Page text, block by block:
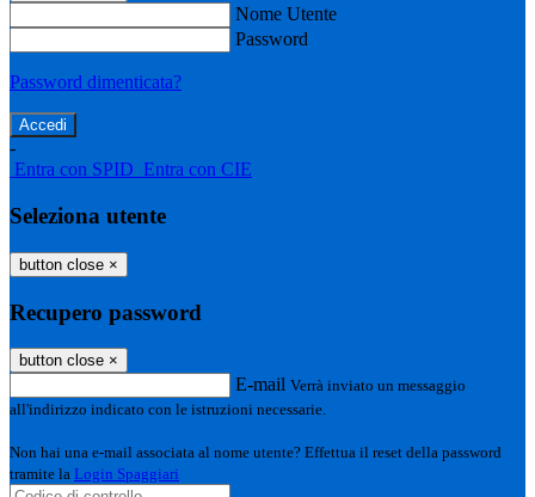
Nome Utente
Password
Password dimenticata?
-
Entra con SPID Entra con CIE
Seleziona utente
button close ×
Recupero password
button close ×
E-mail Verrà inviato un messaggio
all'indirizzo indicato con le istruzioni necessarie.
Non hai una e-mail associata al nome utente? Effettua il reset della password
tramite la Login Spaggiari